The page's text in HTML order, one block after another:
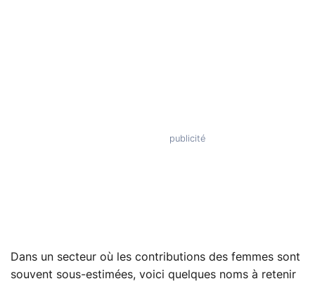
Dans un secteur où les contributions des femmes sont
souvent sous-estimées, voici quelques noms à retenir